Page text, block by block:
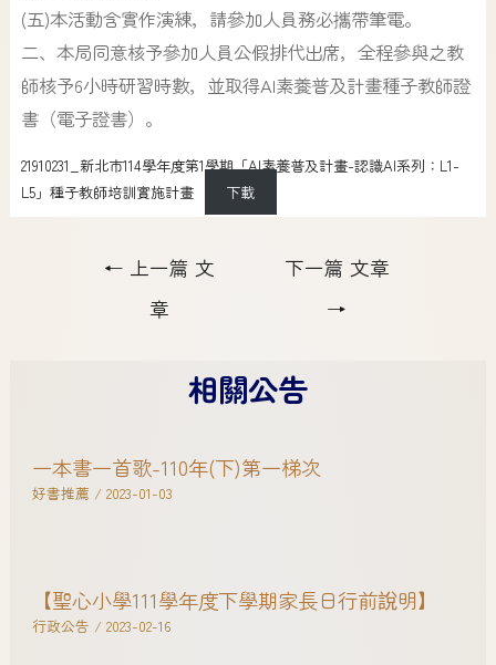
(五)本活動含實作演練，請參加人員務必攜帶筆電。
二、本局同意核予參加人員公假排代出席，全程參與之教
師核予6小時研習時數，並取得AI素養普及計畫種子教師證
書（電子證書）。
21910231_新北市114學年度第1學期「AI素養普及計畫-認識AI系列：L1-
L5」種子教師培訓實施計畫
下載
← 上一篇 文
章
下一篇 文章
→
相關公告
一本書一首歌-110年(下)第一梯次
好書推薦 / 2023-01-03
【聖心小學111學年度下學期家長日行前說明】
行政公告 / 2023-02-16